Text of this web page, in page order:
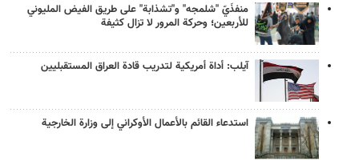
منفذَيّ "شلمجه" و"تشذابة" على طريق الفيض المليوني
للأربعين؛ وحركة المرور لا تزال كثيفة
آيلب: أداة أمريكية لتدريب قادة العراق المستقبليين
استدعاء القائم بالأعمال الأوكراني إلى وزارة الخارجية